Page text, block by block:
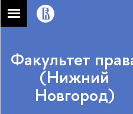
Факультет
(Нижний
Новгород)